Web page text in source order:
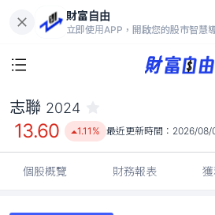
財富自由
立即使用APP，開啟您的股市智慧
13.60
1.11%
志聯 2024
13.60 1.11% 最近更新時間： 2026/08/
個股概覽 財務報表